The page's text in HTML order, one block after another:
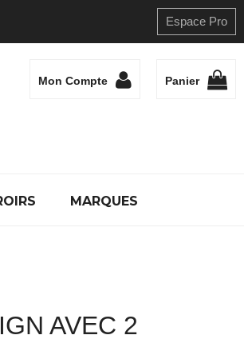
Espace Pro
Mon Compte Panier
MARQUES
AVEC 2